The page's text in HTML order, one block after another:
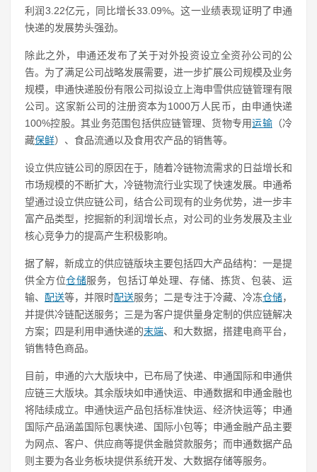
利润3.22亿元，同比增长33.09%。这一业绩表现证明了申通
快递的发展势头强劲。
除此之外，申通还发布了关于对外投资设立全资孙公司的公
告。为了满足公司战略发展需要，进一步扩展公司规模及业务
规模，申通快递股份有限公司拟设立上海申雪供应链管理有限
公司。这家新公司的注册资本为1000万人民币，由申通快递
100%控股。其业务范围包括供应链管理、货物专用运输（冷
藏保鲜）、食品流通以及食用农产品的销售等。
设立供应链公司的原因在于，随着冷链物流需求的日益增长和
市场规模的不断扩大，冷链物流行业实现了快速发展。申通希
望通过设立供应链公司，结合公司现有的业务优势，进一步丰
富产品类型，挖掘新的利润增长点，对公司的业务发展及主业
核心竞争力的提高产生积极影响。
据了解，新成立的供应链版块主要包括四大产品结构：一是提
供全方位仓储服务，包括订单处理、存储、拣货、包装、运
输、 配送等，并限时配送服务；二是专注于冷藏、冷冻仓储，
并提供冷链配送服务；三是为客户提供量身定制的供应链解决
方案；四是利用申通快递的末端、和大数据，搭建电商平台，
销售特色商品。
目前，申通的六大版块中，已布局了快递、申通国际和申通供
应链三大版块。其余版块如申通快运、申通数据和申通金融也
将陆续成立。申通快运产品包括标准快运、经济快运等；申通
国际产品涵盖国际包裹快递、国际小包等；申通金融产品主要
为网点、客户、供应商等提供金融贷款服务；而申通数据产品
则主要为各业务板块提供系统开发、大数据存储等服务。